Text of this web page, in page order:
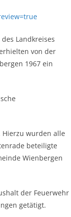
Landkreises
von der
1967 ein
Hierzu wurden alle
beteiligte
Wienbergen
der Feuerwehr
getätigt.